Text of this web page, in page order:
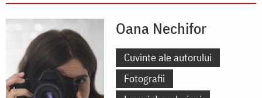
Oana Nechifor
Cuvinte ale autorului
Fotografii